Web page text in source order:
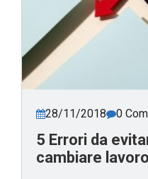
28/11/2018 0
5 Errori da
cambiare